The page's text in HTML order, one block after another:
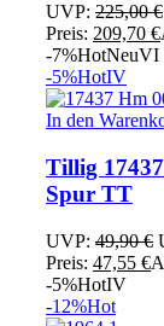
UVP: 225,00€
Preis: 209,70 €
-7%HotNeuVI
-5%HotIV
In den
Tillig
Spur TT
UVP: 49,90€
Preis: 47,55 €
-5%HotIV
-12%Hot